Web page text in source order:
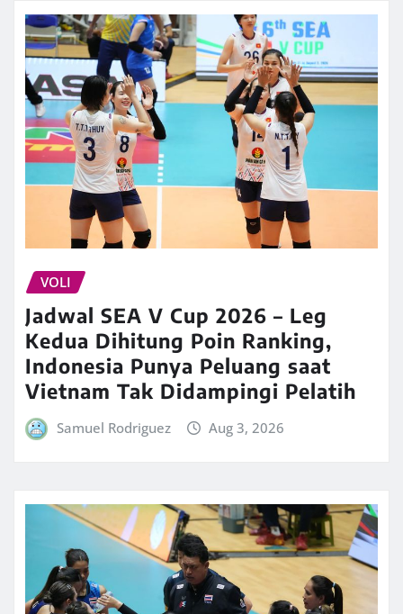
VOLI
Jadwal SEA V Cup 2026 – Leg
Kedua Dihitung Poin Ranking,
Indonesia Punya Peluang saat
Vietnam Tak Didampingi Pelatih
Samuel Rodriguez Aug 3, 2026